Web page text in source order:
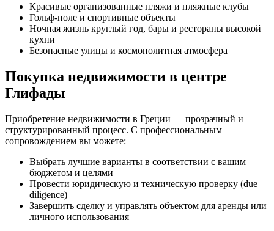
Красивые организованные пляжи и пляжные клубы
Гольф-поле и спортивные объекты
Ночная жизнь круглый год, бары и рестораны высокой
кухни
Безопасные улицы и космополитная атмосфера
Покупка недвижимости в центре
Глифады
Приобретение недвижимости в Греции — прозрачный и
структурированный процесс. С профессиональным
сопровождением вы можете:
Выбрать лучшие варианты в соответствии с вашим
бюджетом и целями
Провести юридическую и техническую проверку (due
diligence)
Завершить сделку и управлять объектом для аренды или
личного использования